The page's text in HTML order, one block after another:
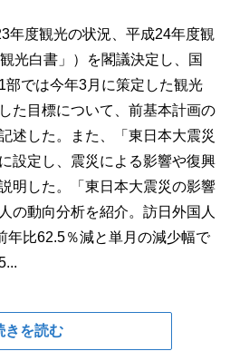
年度観光の状況、平成24年度観
光白書」）を閣議決定し、国
では今年3月に策定した観光
た目標について、前基本計画の
述した。また、「東日本大震災
設定し、震災による影響や復興
明した。「東日本大震災の影響
の動向分析を紹介。訪日外国人
年比62.5％減と単月の減少幅で
きを読む